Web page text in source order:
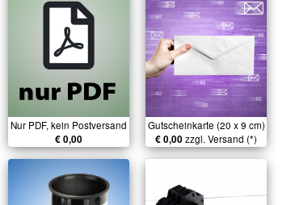
Nur PDF, kein Postversand
€ 0,00
Gutscheinkarte (20 x 9 cm)
€ 0,00 zzgl. Versand (*)